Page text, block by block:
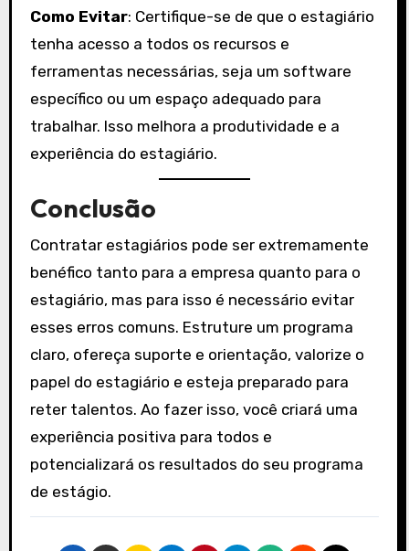
Como Evitar: Certifique-se de que o estagiário
tenha acesso a todos os recursos e
ferramentas necessárias, seja um software
específico ou um espaço adequado para
trabalhar. Isso melhora a produtividade e a
experiência do estagiário.
Conclusão
Contratar estagiários pode ser extremamente
benéfico tanto para a empresa quanto para o
estagiário, mas para isso é necessário evitar
esses erros comuns. Estruture um programa
claro, ofereça suporte e orientação, valorize o
papel do estagiário e esteja preparado para
reter talentos. Ao fazer isso, você criará uma
experiência positiva para todos e
potencializará os resultados do seu programa
de estágio.